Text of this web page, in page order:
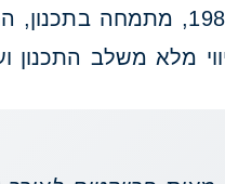
מלא משלב התכנון